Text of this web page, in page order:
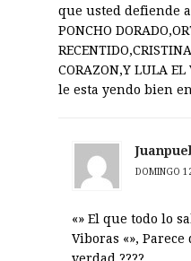
que usted defiende a
PONCHO
CORAZON,Y LULA
le esta yendo bien
DOMINGO
«» El que todo lo
Viboras «»,